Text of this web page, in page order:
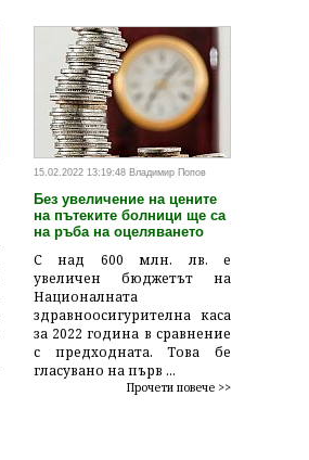
15.02.2022 13:19:48 Владимир Попов
Без увеличение на цените
на пътеките болници ще са
на ръба на оцеляването
С над 600 млн. лв. е
увеличен бюджетът на
Националната
здравноосигурителна каса
за 2022 година в сравнение
с предходната. Това бе
гласувано на първ ...
Прочети повече >>